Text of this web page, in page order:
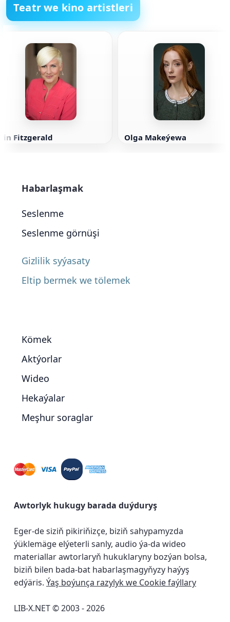
Teatr we kino artistleri
Fitzgerald Olga Makeýewa
Habarlaşmak
Seslenme
Seslenme görnüşi
Gizlilik syýasaty
Eltip bermek we tölemek
Kömek
Aktýorlar
Wideo
Hekaýalar
Meşhur soraglar
Awtorlyk hukugy barada duýduryş
Eger-de siziň pikiriňizçe, biziň sahypamyzda
ýüklemäge elýeterli sanly, audio ýa-da wideo
materiallar awtorlaryň hukuklaryny bozýan bolsa,
biziň bilen bada-bat habarlaşmagyňyzy haýyş
edýäris. Ýaş boýunça razylyk we Cookie faýllary
LIB-X.NET © 2003 - 2026